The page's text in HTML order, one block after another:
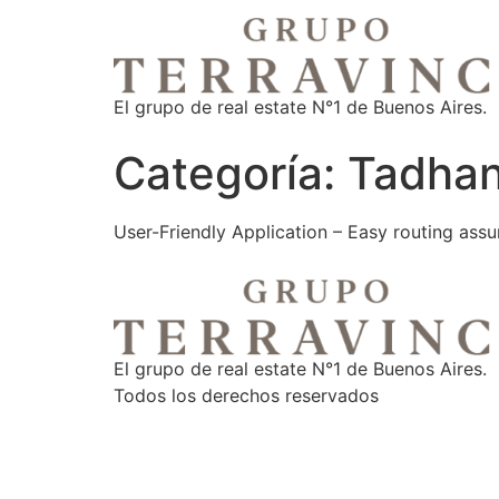
El grupo de real estate N°1 de Buenos Aires.
Categoría:
User-Friendly Application – Easy routing
El grupo de real estate N°1 de Buenos Aires.
Todos los derechos reservados